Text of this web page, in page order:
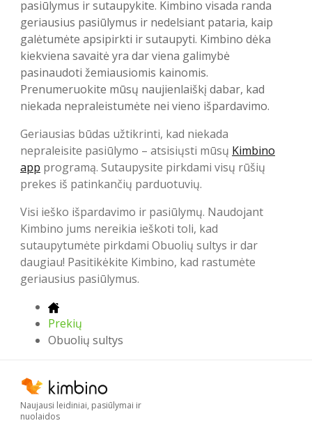
pasiūlymus ir sutaupykite. Kimbino visada randa
geriausius pasiūlymus ir nedelsiant pataria, kaip
galėtumėte apsipirkti ir sutaupyti. Kimbino dėka
kiekviena savaitė yra dar viena galimybė
pasinaudoti žemiausiomis kainomis.
Prenumeruokite mūsų naujienlaiškį dabar, kad
niekada nepraleistumėte nei vieno išpardavimo.
Geriausias būdas užtikrinti, kad niekada
nepraleisite pasiūlymo – atsisiųsti mūsų Kimbino
app programą. Sutaupysite pirkdami visų rūšių
prekes iš patinkančių parduotuvių.
Visi ieško išpardavimo ir pasiūlymų. Naudojant
Kimbino jums nereikia ieškoti toli, kad
sutaupytumėte pirkdami Obuolių sultys ir dar
daugiau! Pasitikėkite Kimbino, kad rastumėte
geriausius pasiūlymus.
Prekių
Obuolių sultys
Naujausi leidiniai, pasiūlymai ir
nuolaidos